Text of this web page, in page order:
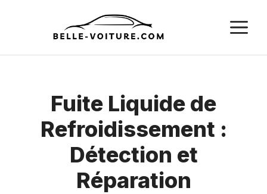
Fuite Liquide de
Refroidissement :
Détection et
Réparation